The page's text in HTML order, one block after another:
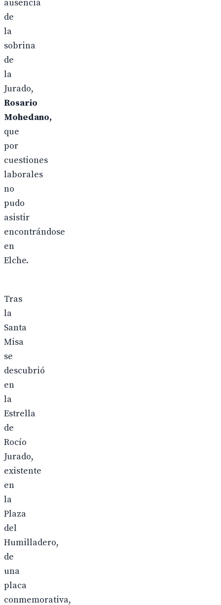
ausencia
de
la
sobrina
de
la
Jurado,
Rosario
Mohedano,
que
por
cuestiones
laborales
no
pudo
asistir
encontrándose
en
Elche.
Tras
la
Santa
Misa
se
descubrió
en
la
Estrella
de
Rocío
Jurado,
existente
en
la
Plaza
del
Humilladero,
de
una
placa
conmemorativa,